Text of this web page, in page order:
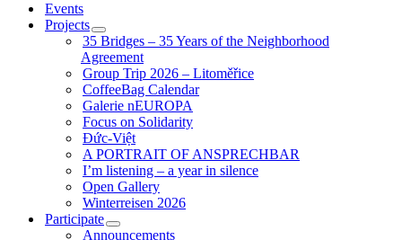
Events
Projects
35 Bridges – 35 Years of the Neighborhood
Agreement
Group Trip 2026 – Litoměřice
CoffeeBag Calendar
Galerie nEUROPA
Focus on Solidarity
Đức-Việt
A PORTRAIT OF ANSPRECHBAR
I’m listening – a year in silence
Open Gallery
Winterreisen 2026
Participate
Announcements